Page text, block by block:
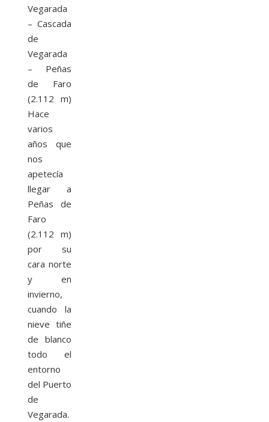
Vegarada
– Cascada
de
Vegarada
– Peñas
de Faro
(2.112 m)
Hace
varios
años que
nos
apetecía
llegar a
Peñas de
Faro
(2.112 m)
por su
cara norte
y en
invierno,
cuando la
nieve tiñe
de blanco
todo el
entorno
del Puerto
de
Vegarada.